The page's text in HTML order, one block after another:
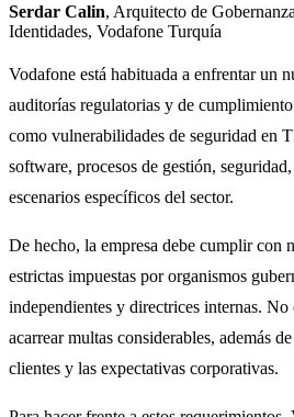
Serdar Calin, Arquitecto de
Identidades, Vodafone Turquía
Vodafone está habituada a enfrentar un
auditorías regulatorias y de
como vulnerabilidades de seguridad en
software, procesos de gestión,
escenarios específicos del sector.
De hecho, la empresa debe cumplir con
estrictas impuestas por organismos
independientes y directrices internas.
acarrear multas considerables, además
clientes y las expectativas corporativas.